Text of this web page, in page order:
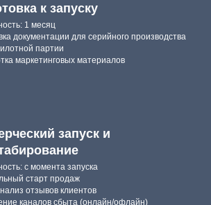
к запуску
1 месяц
документации для серийного производства
партии
маркетинговых материалов
запуск и
с момента запуска
старт продаж
отзывов клиентов
каналов сбыта (онлайн/офлайн)